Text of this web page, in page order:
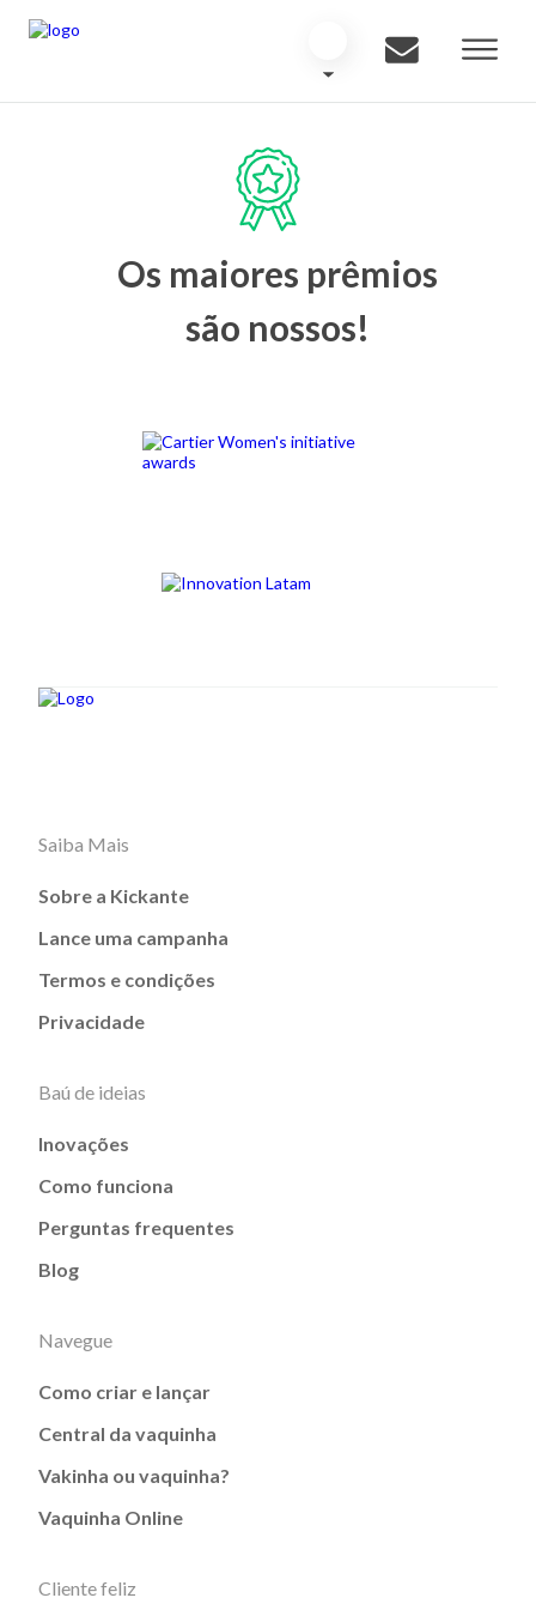
Os maiores prêmios
são nossos!
Saiba Mais
Sobre a Kickante
Lance uma campanha
Termos e condições
Privacidade
Baú de ideias
Inovações
Como funciona
Perguntas frequentes
Blog
Navegue
Como criar e lançar
Central da vaquinha
Vakinha ou vaquinha?
Vaquinha Online
Cliente feliz